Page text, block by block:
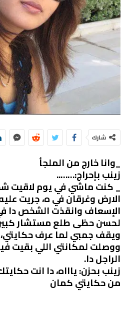
شارك
_وانا خارج من الملجأ
زينب بإحراج:……..
_ كنت ماشي في يوم
الارض وغرقان في ه، جريت
الإسعاف وانقذت الشخص دا
لحسن حظى طلع مستشار
ويقف جمبي لما عرف
ووصلت لمكانتي اللي بقيت
الراجل دا.
زينب بحزن: ياااه، دا انت
من حكايتي كمان